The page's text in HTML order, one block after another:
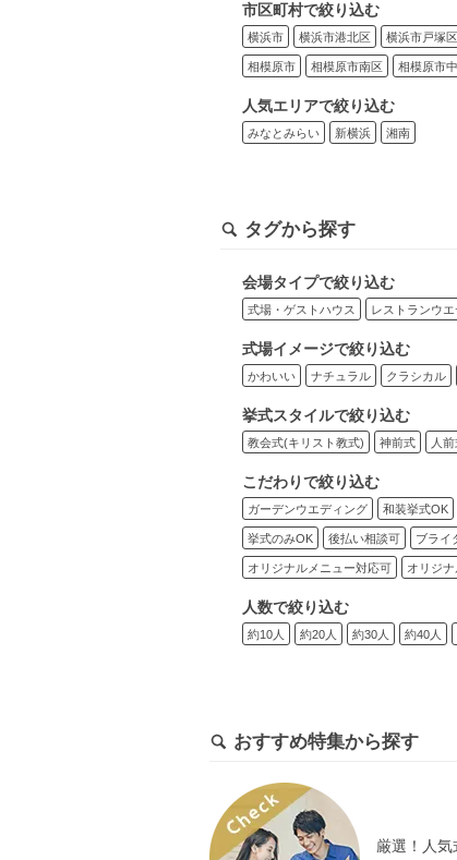
市区町村で絞り込む
横浜市 横浜市港北区 横浜市戸塚区
相模原市 相模原市南区 相模原市
人気エリアで絞り込む
みなとみらい 新横浜 湘南
タグから探す
会場タイプで絞り込む
式場・ゲストハウス レストランウ
式場イメージで絞り込む
かわいい ナチュラル クラシカル
挙式スタイルで絞り込む
教会式(キリスト教式) 神前式 人
こだわりで絞り込む
ガーデンウエディング 和装挙式OK
挙式のみOK 後払い相談可 ブライ
オリジナルメニュー対応可 オリジ
人数で絞り込む
約10人 約20人 約30人 約40人
おすすめ特集から探す
厳選！人気